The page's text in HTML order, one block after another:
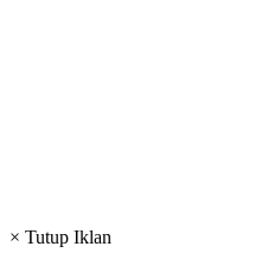
× Tutup Iklan